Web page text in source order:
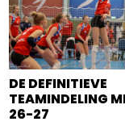
DE DEFINITIEVE
TEAMINDELING
26-27